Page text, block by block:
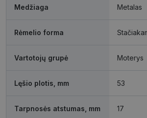
Medžiaga Metalas
Rėmelio forma
Vartotojų grupė Moterys
Lęšio plotis, mm 53
Tarpnosės atstumas, mm 17
Funkciniai
Šie slapukai yra būtini, kad galėtumėte
slapukai atpažįsta Jūsų įrenginį, tačiau
saugomi Jūsų įrenginyje, kol slapukai
Šie būtinieji slapukai nustatomi